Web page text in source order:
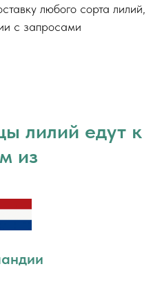
любого сорта лилий,
с запросами
лилий едут к
из